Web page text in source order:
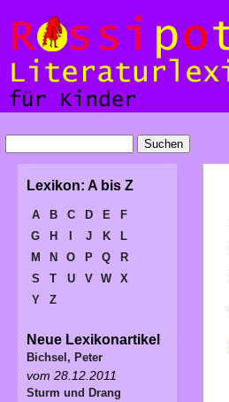
Lexikon: A bis Z
A B C D E
F
G
H J K
L
M
N O P Q
R
S
T U V W
X
Y
Z
Neue Lexikonartikel
Bichsel, Peter
vom 28.12.2011
Sturm und Drang